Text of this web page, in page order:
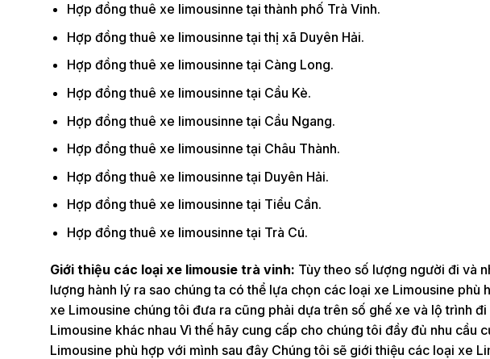
Hợp đồng thuê xe limousinne tại thành phố Trà Vinh.
Hợp đồng thuê xe limousinne tại thị xã Duyên Hải.
Hợp đồng thuê xe limousinne tại Càng Long.
Hợp đồng thuê xe limousinne tại Cầu Kè.
Hợp đồng thuê xe limousinne tại Cầu Ngang.
Hợp đồng thuê xe limousinne tại Châu Thành.
Hợp đồng thuê xe limousinne tại Duyên Hải.
Hợp đồng thuê xe limousinne tại Tiểu Cần.
Hợp đồng thuê xe limousinne tại Trà Cú.
Giới thiệu các loại xe limousie trà vinh: Tùy theo số lượng người đi và
lượng hành lý ra sao chúng ta có thể lựa chọn các loại xe Limousine phù
xe Limousine chúng tôi đưa ra cũng phải dựa trên số ghế xe và lộ trình
Limousine khác nhau Vì thế hãy cung cấp cho chúng tôi đầy đủ nhu cầu
Limousine phù hợp với mình sau đây Chúng tôi sẽ giới thiệu các loại xe